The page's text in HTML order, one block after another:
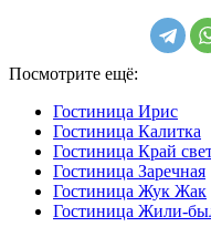
Посмотрите ещё:
Гостиница Ирис
Гостиница Калитка
Гостиница Край
Гостиница Заречная
Гостиница Жук Жак
Гостиница Жили-